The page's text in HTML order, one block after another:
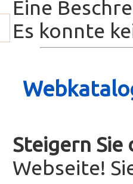
Eine
Es konnte
Steigern Sie
Webseite!